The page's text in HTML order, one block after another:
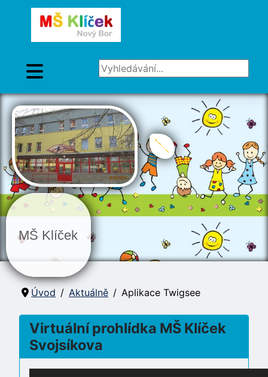
Vyhledávání...
MŠ Klíček
Úvod Aktuálně Aplikace Twigsee
Virtuální prohlídka MŠ Klíček
Svojsíkova